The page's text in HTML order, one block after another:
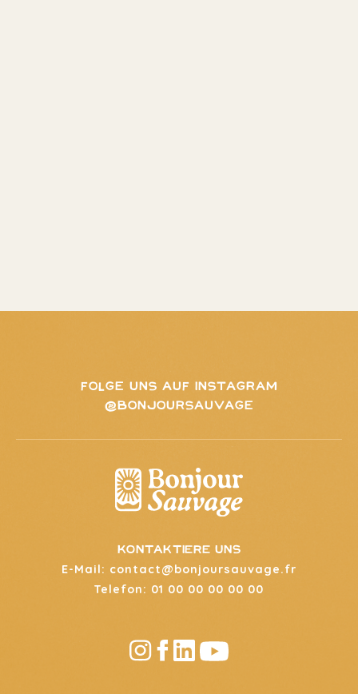
FOLGE UNS AUF INSTAGRAM
@BONJOURSAUVAGE
kontaktiere uns
E-Mail: contact@bonjoursauvage.fr
Telefon: 01 00 00 00 00 00